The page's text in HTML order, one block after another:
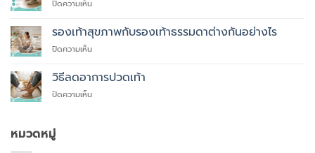
คุณ
สั่ง
ตัด
รองเท้า
สุขภาพ
ปิดความเห็นบน
สูง
อายุ
ควร
รองเท้า
ไหน
รองเท้าสุขภาพกับรองเท้าธรรมดาต่างกันอย่างไร
ปิดความเห็นบน
สุขภาพ
กับ
รองเท้า
วิธีลดอาการปวดเท้า
ปิดความเห็นบน
หมวดหมู่